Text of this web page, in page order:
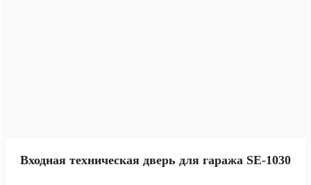
Входная техническая дверь для гаража SE-1030